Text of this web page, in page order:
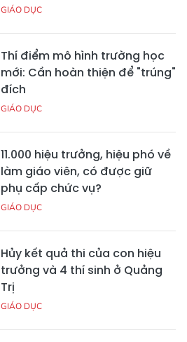
GIÁO DỤC
Thí điểm mô hình trường học
mới: Cần hoàn thiện để "trúng"
đích
GIÁO DỤC
11.000 hiệu trưởng, hiệu phó về
làm giáo viên, có được giữ
phụ cấp chức vụ?
GIÁO DỤC
Hủy kết quả thi của con hiệu
trưởng và 4 thí sinh ở Quảng
Trị
GIÁO DỤC